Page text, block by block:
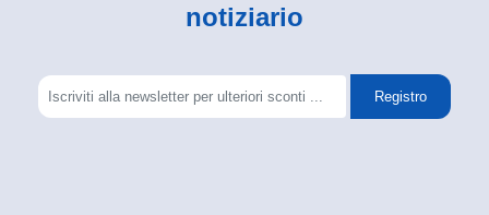
notiziario
Registro